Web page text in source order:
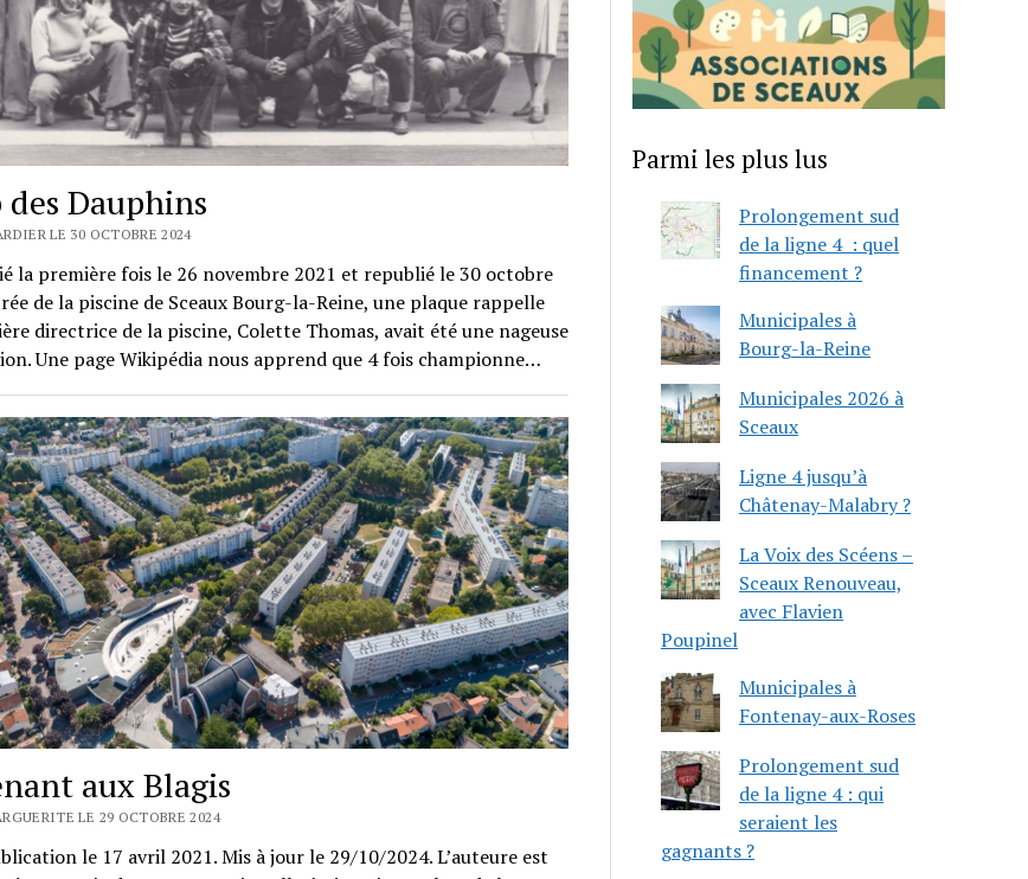
Dauphins
LE 30 OCTOBRE 2024
la première fois le 26 novembre 2021 et republié le 30 octobre
de la piscine de Sceaux Bourg-la-Reine, une plaque rappelle
directrice de la piscine, Colette Thomas, avait été une nageuse
Une page Wikipédia nous apprend que 4 fois championne…
aux Blagis
LE 29 OCTOBRE 2024
le 17 avril 2021. Mis à jour le 29/10/2024. L’auteure est
Parmi les plus lus
Prolongement sud
de la ligne 4 : quel
financement ?
Municipales à
Bourg-la-Reine
Municipales 2026 à
Sceaux
Ligne 4 jusqu’à
Châtenay-Malabry ?
La Voix des Scéens –
Sceaux Renouveau,
avec Flavien
Poupinel
Municipales à
Fontenay-aux-Roses
Prolongement sud
de la ligne 4 : qui
seraient les
gagnants ?